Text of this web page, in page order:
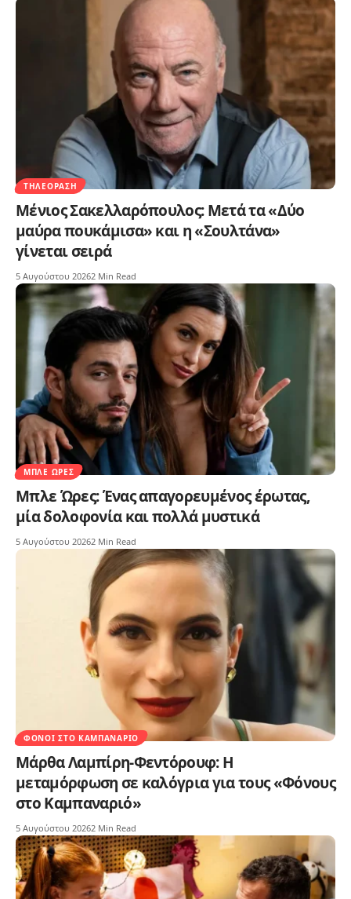
ΤΗΛΕΌΡΑΣΗ
Μένιος Σακελλαρόπουλος: Μετά τα «Δύο
μαύρα πουκάμισα» και η «Σουλτάνα»
γίνεται σειρά
5 Αυγούστου 20262 Min Read
ΜΠΛΕ ΏΡΕΣ
Μπλε Ώρες: Ένας απαγορευμένος έρωτας,
μία δολοφονία και πολλά μυστικά
5 Αυγούστου 20262 Min Read
ΦΌΝΟΙ ΣΤΟ ΚΑΜΠΑΝΑΡΙΌ
Μάρθα Λαμπίρη-Φεντόρουφ: Η
μεταμόρφωση σε καλόγρια για τους «Φόνους
στο Καμπαναριό»
5 Αυγούστου 20262 Min Read